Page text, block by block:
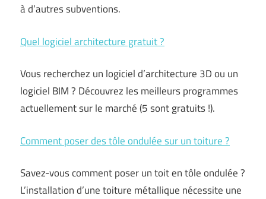
à d’autres subventions.
Quel logiciel architecture gratuit ?
Vous recherchez un logiciel d’architecture 3D ou un
logiciel BIM ? Découvrez les meilleurs programmes
actuellement sur le marché (5 sont gratuits !).
Comment poser des tôle ondulée sur un toiture ?
Savez-vous comment poser un toit en tôle ondulée ?
L’installation d’une toiture métallique nécessite une